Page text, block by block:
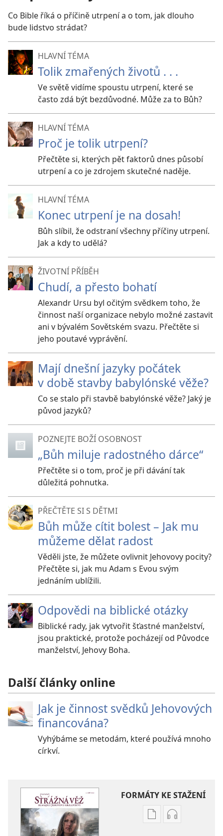
Co Bible říká o příčině utrpení a o tom, jak dlouho
bude lidstvo strádat?
HLAVNÍ TÉMA
Tolik zmařených životů . . .
Ve světě vidíme spoustu utrpení, které se
často zdá být bezdůvodné. Může za to Bůh?
HLAVNÍ TÉMA
Proč je tolik utrpení?
Přečtěte si, kterých pět faktorů dnes působí
utrpení a co je zdrojem skutečné naděje.
HLAVNÍ TÉMA
Konec utrpení je na dosah!
Bůh slíbil, že odstraní všechny příčiny utrpení.
Jak a kdy to udělá?
ŽIVOTNÍ PŘÍBĚH
Chudí, a přesto bohatí
Alexandr Ursu byl očitým svědkem toho, že
činnost naší organizace nebylo možné zastavit
ani v bývalém Sovětském svazu. Přečtěte si
jeho poutavé vyprávění.
Mají dnešní jazyky počátek
v době stavby babylónské věže?
Co se stalo při stavbě babylónské věže? Jaký je
původ jazyků?
POZNEJTE BOŽÍ OSOBNOST
„Bůh miluje radostného dárce“
Přečtěte si o tom, proč je při dávání tak
důležitá pohnutka.
PŘEČTĚTE SI S DĚTMI
Bůh může cítit bolest – Jak mu
můžeme dělat radost
Věděli jste, že můžete ovlivnit Jehovovy pocity?
Přečtěte si, jak mu Adam s Evou svým
jednáním ublížili.
Odpovědi na biblické otázky
Biblické rady, jak vytvořit šťastné manželství,
jsou praktické, protože pocházejí od Původce
manželství, Jehovy Boha.
Další články online
Jak je činnost svědků Jehovových
financována?
Vyhýbáme se metodám, které používá mnoho
církví.
FORMÁTY KE STAŽENÍ
FormátyFormáty